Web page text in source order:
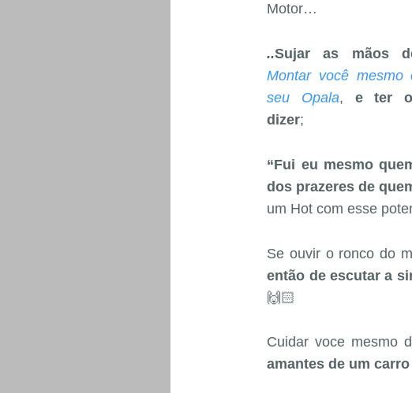
Motor…
..Sujar as mãos
Montar você mesmo
seu Opala, e ter
dizer;
“Fui eu mesmo
dos prazeres de
um Hot com esse
Se ouvir o ronco do
então de escutar a
🙌🏻
Cuidar voce mesmo
amantes de um